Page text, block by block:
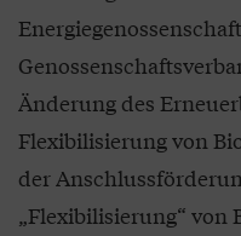
Änderung des
Flexibilisierung von
der
„Flexibilisierung“ von